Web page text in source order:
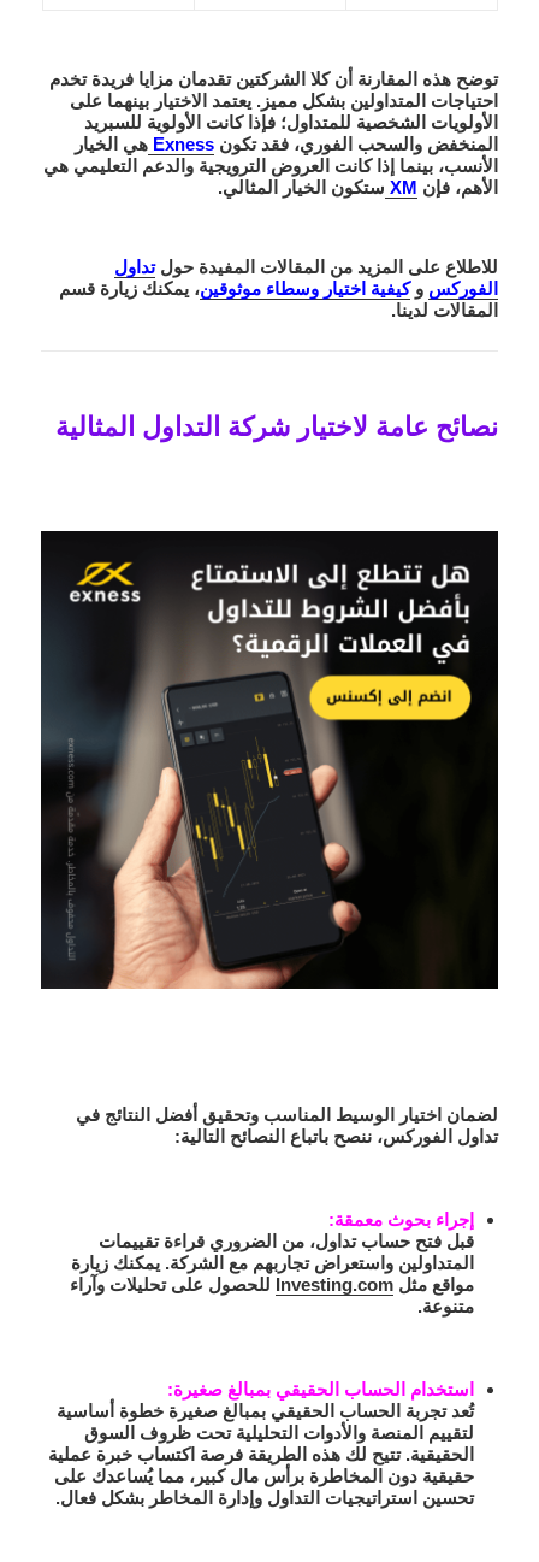
توضح هذه المقارنة أن كلا الشركتين تقدمان مزايا فريدة تخدم
احتياجات المتداولين بشكل مميز. يعتمد الاختيار بينهما على
الأولويات الشخصية للمتداول؛ فإذا كانت الأولوية للسبريد
المنخفض والسحب الفوري، فقد تكونExness هي الخيار
الأنسب، بينما إذا كانت العروض الترويجية والدعم التعليمي هي
الأهم، فإن XM ستكون الخيار المثالي.
للاطلاع على المزيد من المقالات المفيدة حولتداول
الفوركس وكيفية اختيار وسطاء موثوقين، يمكنك زيارة قسم
المقالات لدينا.
نصائح عامة لاختيار شركة التداول المثالية
لضمان اختيار الوسيط المناسب وتحقيق أفضل النتائج في
تداول الفوركس، ننصح باتباع النصائح التالية:
إجراء بحوث معمقة:
قبل فتح حساب تداول، من الضروري قراءة تقييمات
المتداولين واستعراض تجاربهم مع الشركة. يمكنك زيارة
مواقع مثلInvesting.com للحصول على تحليلات وآراء
متنوعة.
استخدام الحساب الحقيقي بمبالغ صغيرة:
تُعد تجربة الحساب الحقيقي بمبالغ صغيرة خطوة أساسية
لتقييم المنصة والأدوات التحليلية تحت ظروف السوق
الحقيقية. تتيح لك هذه الطريقة فرصة اكتساب خبرة عملية
حقيقية دون المخاطرة برأس مال كبير، مما يُساعدك على
تحسين استراتيجيات التداول وإدارة المخاطر بشكل فعال.